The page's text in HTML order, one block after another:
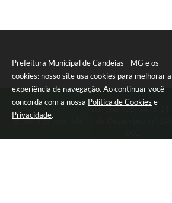
Prefeitura Municipal de Candeias - MG e os
cookies: nosso site usa cookies para melhorar
experiência de navegação. Ao continuar você
concorda com a nossa Política de Cookies e
Privacidade.
Telefone: (35) 3475-
Endereço: Avenida 17 de Dezembro, nº